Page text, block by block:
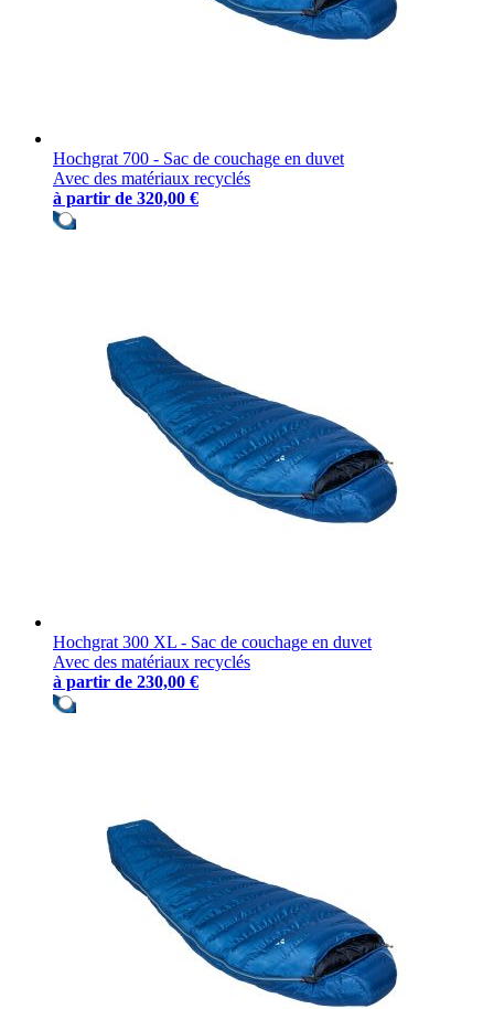
Hochgrat 700 - Sac de couchage en duvet
Avec des matériaux recyclés
à partir de 320,00 €
Hochgrat 300 XL - Sac de couchage en duvet
Avec des matériaux recyclés
à partir de 230,00 €